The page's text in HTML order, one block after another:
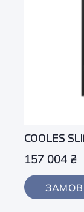
COOLES
157 004 ₴